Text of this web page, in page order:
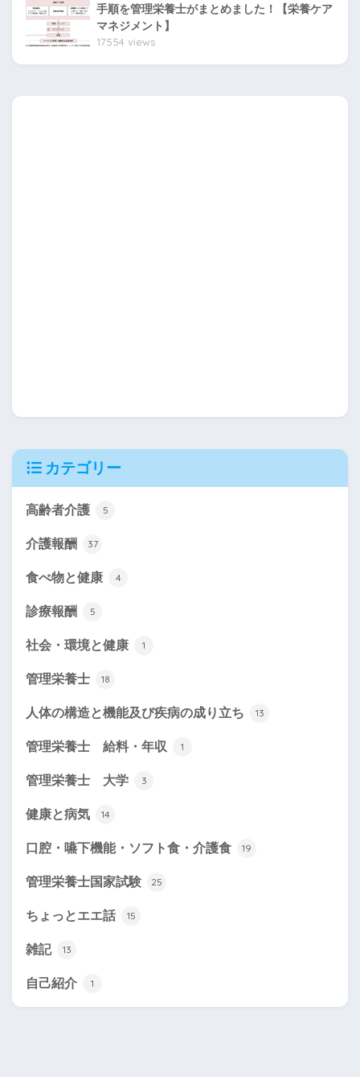
手順を管理栄養士がまとめました！【栄養ケア
マネジメント】
17554 views
カテゴリー
高齢者介護 5
介護報酬 37
食べ物と健康 4
診療報酬 5
社会・環境と健康 1
管理栄養士 18
人体の構造と機能及び疾病の成り立ち 13
管理栄養士 給料・年収 1
管理栄養士 大学 3
健康と病気 14
口腔・嚥下機能・ソフト食・介護食 19
管理栄養士国家試験 25
ちょっとエエ話 15
雑記 13
自己紹介 1